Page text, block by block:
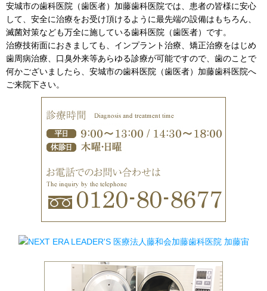
安城市の歯科医院（歯医者）加藤歯科医院では、患者の皆様に安心
して、安全に治療をお受け頂けるように最先端の設備はもちろん、
滅菌対策なども万全に施している歯科医院（歯医者）です。
治療技術面におきましても、インプラント治療、矯正治療をはじめ
歯周病治療、口臭外来等あらゆる診療が可能ですので、歯のことで
何かございましたら、安城市の歯科医院（歯医者）加藤歯科医院へ
ご来院下さい。